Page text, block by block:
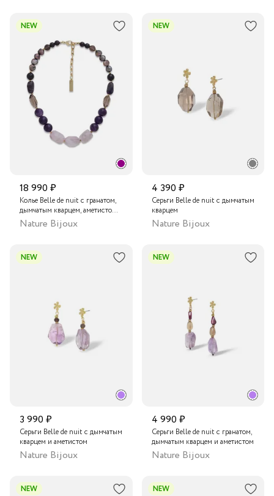
NEW
18 990 ₽
Колье Belle de nuit с гранатом,
дымчатым кварцем, аметистом
и жемчугом
Nature Bijoux
NEW
4 390 ₽
Серьги Belle de nuit с дымчатым
кварцем
Nature Bijoux
NEW
3 990 ₽
Серьги Belle de nuit с дымчатым
кварцем и аметистом
Nature Bijoux
NEW
4 990 ₽
Серьги Belle de nuit с гранатом,
дымчатым кварцем и аметистом
Nature Bijoux
NEW NEW